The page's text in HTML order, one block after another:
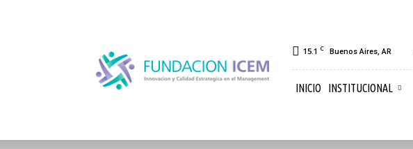
15.1 C Buenos Aires, AR
INICIO INSTITUCIONAL